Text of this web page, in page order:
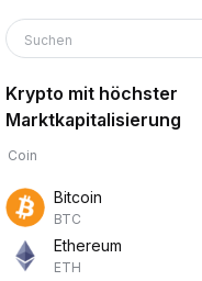
Suchen
Krypto mit höchster
Marktkapitalisierung
Coin
Bitcoin
BTC
Ethereum
ETH